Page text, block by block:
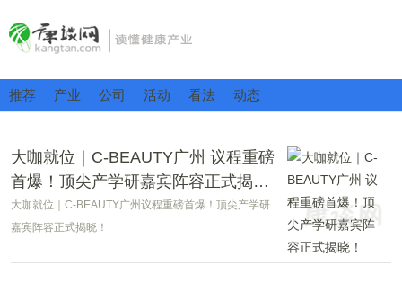
推荐 产业 公司 活动 看法 动态
大咖就位｜C-BEAUTY广州 议程重磅
首爆！顶尖产学研嘉宾阵容正式揭
晓！
大咖就位｜C-BEAUTY广州议程重磅首爆！顶尖产学研
嘉宾阵容正式揭晓！